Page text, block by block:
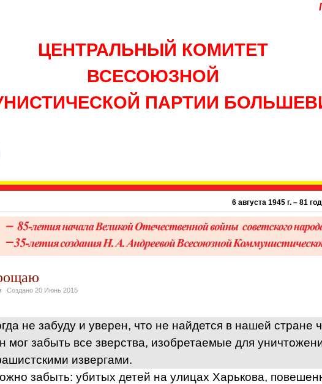
ЦЕНТРАЛЬНЫЙ КОМИТЕТ
ВСЕСОЮЗНОЙ
ПАРТИИ
6 августа 1945 г. – 81 год
Создано 20 Июнь 2015
не забуду и уверен, что не найдется в нашей стране
мог забыть все зверства, изобретаемые для
извергами.
забыть: убитых детей на улицах Харькова,